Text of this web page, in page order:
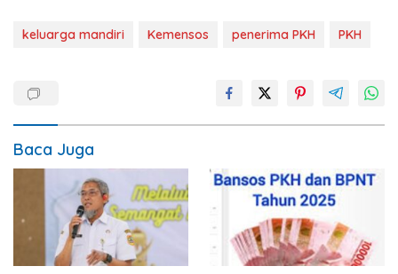
keluarga mandiri Kemensos penerima PKH PKH
Baca Juga